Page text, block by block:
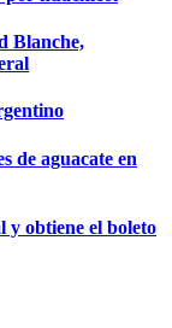
Blanche,
de aguacate en
y obtiene el boleto